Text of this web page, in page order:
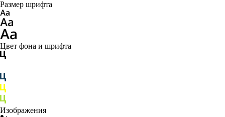
Размер шрифта
Цвет фона и шрифта
Изображения